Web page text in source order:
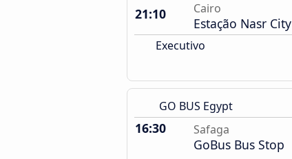
21:10
Cairo
Estação Nasr City
Executivo
GO BUS Egypt
16:30 Safaga
GoBus Bus Stop